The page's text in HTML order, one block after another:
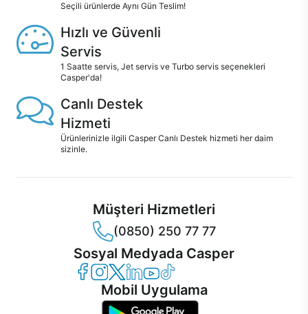
Seçili ürünlerde Aynı Gün Teslim!
Hızlı ve Güvenli
Servis
1 Saatte servis, Jet servis ve Turbo servis seçenekleri
Casper'da!
Canlı Destek
Hizmeti
Ürünlerinizle ilgili Casper Canlı Destek hizmeti her daim
sizinle.
Müşteri Hizmetleri
(0850) 250 77 77
Sosyal Medyada Casper
Casper Facebook
Casper Instagram
Casper Twitter
Casper LinkedIn
Casper YouTube
Casper TikTok
Mobil Uygulama